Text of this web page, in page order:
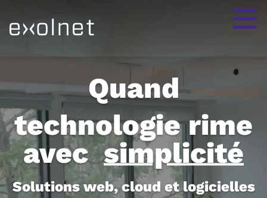
eXolnet:
Quand
technologie rime
avec simplicité
Solutions web, cloud et logicielles